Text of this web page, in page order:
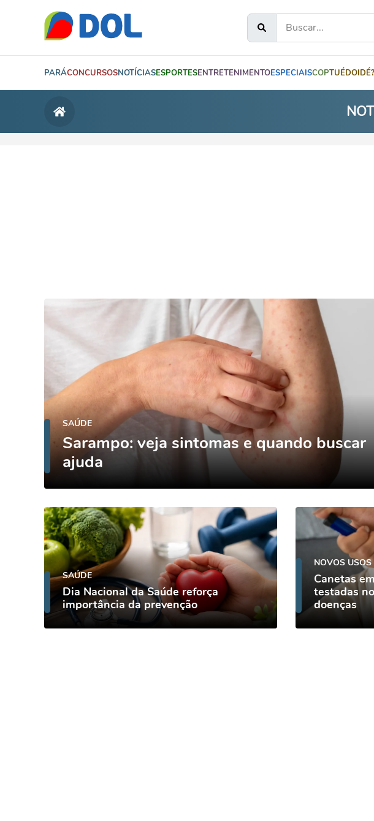
PARÁCONCURSOSNOTÍCIASESPORTESENTRETENIMENTOESPECIAISCOPTUÉDOIDÉ?
SAÚDE
Sarampo: veja sintomas e quando buscar
ajuda
SAÚDE
Dia Nacional da Saúde reforça
importância da prevenção
NOVOS USOS
Canetas
testadas
doenças